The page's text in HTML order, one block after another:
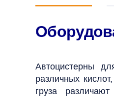
Автоцистерны
различных
груза